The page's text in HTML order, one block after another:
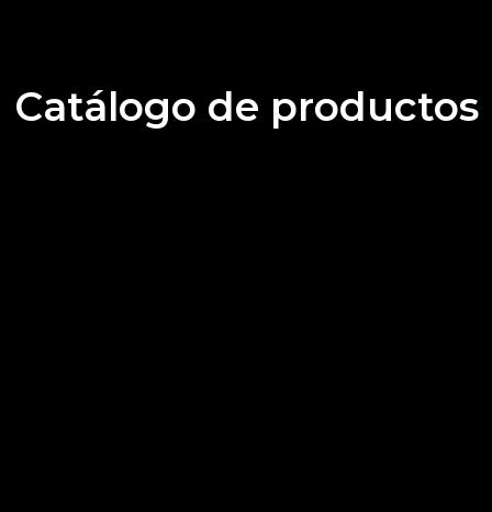
Catálogo de productos